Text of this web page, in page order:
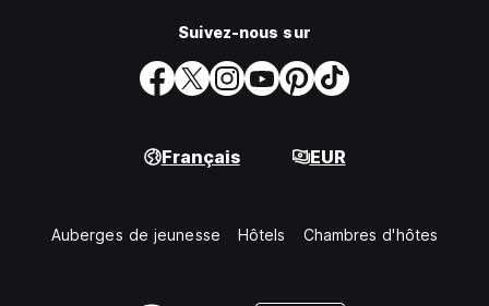
Suivez-nous sur
Français EUR
Auberges de jeunesse Hôtels Chambres d'hôtes